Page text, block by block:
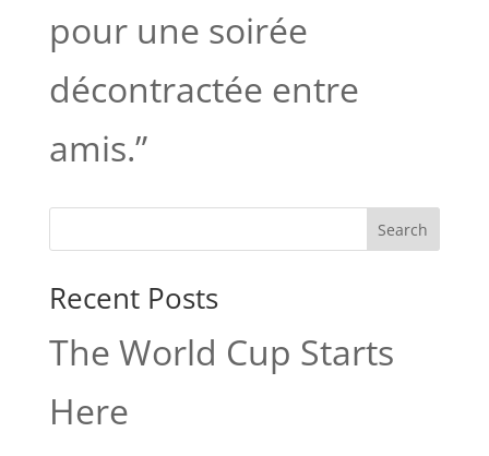
pour une soirée
décontractée entre
amis.”
Search
Recent Posts
The World Cup Starts
Here